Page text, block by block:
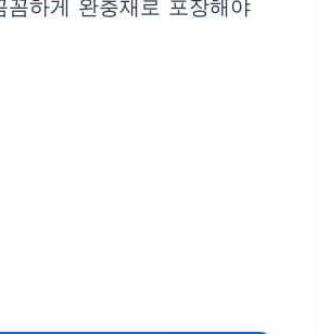
하게 완충재로 포장해야